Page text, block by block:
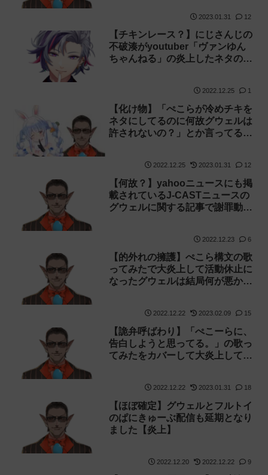
2023.01.31 12
【チキンレース？】にじさんじの
不破湊がyoutuber「ヴァンゆん
ちゃんねる」の炎上したネタのパ
2022.12.25 1
【化け物】「ぺこらが冷めチキを
ネタにしてるのに何故グウェルは
許されないの？」とか言ってる人
2022.12.25 2023.01.31 12
【何故？】yahooニュースにも掲
載されているJ-CASTニュースの
グウェルに関する記事で謝罪動画
2022.12.23 6
【的外れの擁護】ぺこら構文の歌
ってみたで大炎上して活動休止に
なったグウェルは結局何が悪かっ
2022.12.22 2023.02.09 15
【詭弁呼ばわり】「ぺこーらに、
告白しようと思ってる。」の歌っ
てみたをカバーして大炎上してい
らくの活動休止を発表【運営のチ
ェック】
2022.12.22 2023.01.31 18
【ほぼ確定】グウェルとフルトイ
のぱにきゅーぶ配信も延期となり
ました【炎上】
2022.12.20 2022.12.22 9